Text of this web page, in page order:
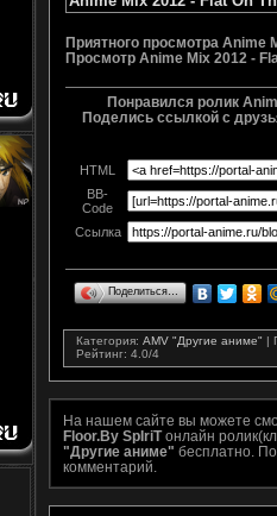
Приятного просмотра Anime
Просмотр Anime Mix 2012 -
Понравился ролик
Поделись ссылкой с
HTML
BB-
Code
Ссылка
Поделиться…
Категория: AMV "Другие аниме" |
Рейтинг: 4.0/4
На нашем сайте вы можете
Floor.By SpIriTонлайн
"Другие аниме" бесплатно.
комментарий.